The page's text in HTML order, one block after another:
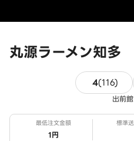
丸源ラーメン知多
4(116)
出前
最低注文金額
1円
標準送